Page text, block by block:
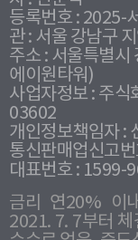
등록번호 : 2025-
관 : 서울 강남구
주소 : 서울특별시
에이원타워)
사업자정보 : 주
03602
개인정보책임자 :
통신판매업신고
대표번호 : 1599-
금리 연20% 이
2021. 7. 7부터